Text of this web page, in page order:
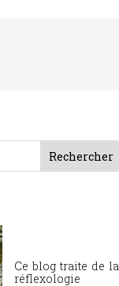
Ce blog traite de la
réflexologie